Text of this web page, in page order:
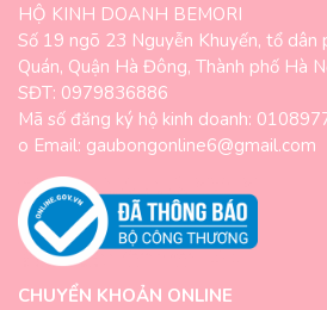
HỘ KINH DOANH BEMORI
Số 19 ngõ 23 Nguyễn Khuyến, tổ dân
Quán, Quận Hà Đông, Thành phố Hà
SĐT: 0979836886
Mã số đăng ký hộ kinh doanh:
o Email: gaubongonline6@gmail.com
CHUYỂN KHOẢN ONLINE